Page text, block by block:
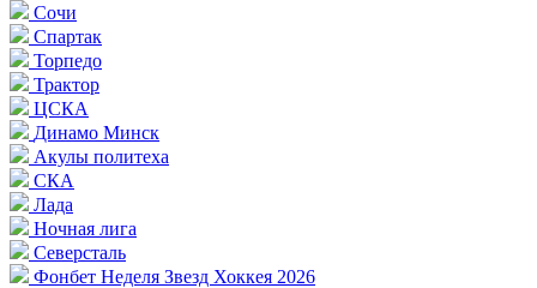
Сочи
Спартак
Торпедо
Трактор
ЦСКА
Динамо Минск
Акулы политеха
СКА
Лада
Ночная лига
Северсталь
Фонбет Неделя Звезд Хоккея 2026